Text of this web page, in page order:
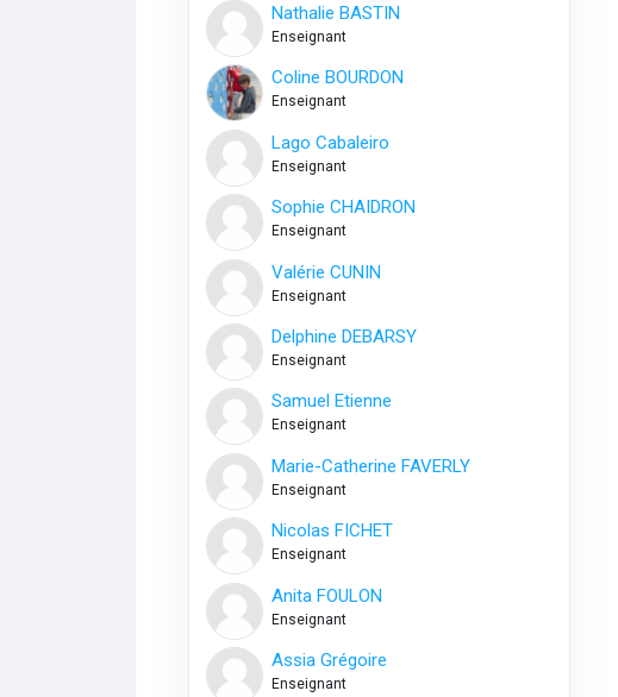
Nathalie BASTIN
Enseignant
Coline BOURDON
Enseignant
Lago Cabaleiro
Enseignant
Sophie CHAIDRON
Enseignant
Valérie CUNIN
Enseignant
Delphine DEBARSY
Enseignant
Samuel Etienne
Enseignant
Marie-Catherine FAVERLY
Enseignant
Nicolas FICHET
Enseignant
Anita FOULON
Enseignant
Assia Grégoire
Enseignant